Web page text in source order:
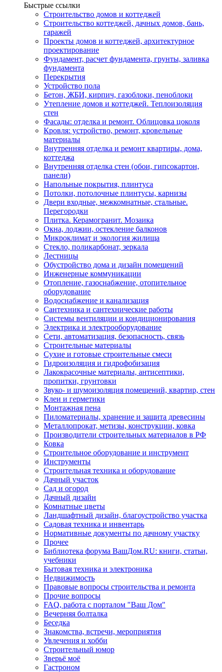
Быстрые ссылки
Строительство домов и коттеджей
Строительство коттеджей, дачных домов, бань,
гаражей
Проекты домов и коттеджей, архитектурное
проектирование
Фундамент, расчет фундамента, грунты, заливка
фундамента
Перекрытия
Устройство пола
Бетон, ЖБИ, кирпич, газоблоки, пеноблоки
Утепление домов и коттеджей. Теплоизоляция
стен
Фасады: отделка и ремонт. Облицовка цоколя
Кровля: устройство, ремонт, кровельные
материалы
Внутренняя отделка и ремонт квартиры, дома,
коттеджа
Внутренняя отделка стен (обои, гипсокартон,
панели)
Напольные покрытия, плинтуса
Потолки, потолочные плинтусы, карнизы
Двери входные, межкомнатные, стальные.
Перегородки
Плитка. Керамогранит. Мозаика
Окна, лоджии, остекление балконов
Микроклимат и экология жилища
Стекло, поликарбонат, зеркала
Лестницы
Обустройство дома и дизайн помещений
Инженерные коммуникации
Отопление, газоснабжение, отопительное
оборудование
Водоснабжение и канализация
Сантехника и сантехнические работы
Системы вентиляции и кондиционирования
Электрика и электрооборудование
Сети, автоматизация, безопасность, связь
Строительные материалы
Сухие и готовые строительные смеси
Гидроизоляция и гидрофобизация
Лакокрасочные материалы, антисептики,
пропитки, грунтовки
Звуко- и шумоизоляция помещений, квартир, стен
Клеи и герметики
Монтажная пена
Пиломатериалы, хранение и защита древесины
Металлопрокат, метизы, конструкции, ковка
Производители строительных материалов в РФ
Ковка
Строительное оборудование и инструмент
Инструменты
Строительная техника и оборудование
Дачный участок
Сад и огород
Дачный дизайн
Комнатные цветы
Ландшафтный дизайн, благоустройство участка
Садовая техника и инвентарь
Нормативные документы по дачному участку
Прочее
Библиотека форума ВашДом.RU: книги, статьи,
учебники
Бытовая техника и электроника
Недвижимость
Правовые вопросы строительства и ремонта
Прочие вопросы
FAQ, работа с порталом "Ваш Дом"
Вечерняя болталка
Беседка
Знакомства, встречи, мероприятия
Увлечения и хобби
Строительный юмор
Зверьё моё
Гастроном